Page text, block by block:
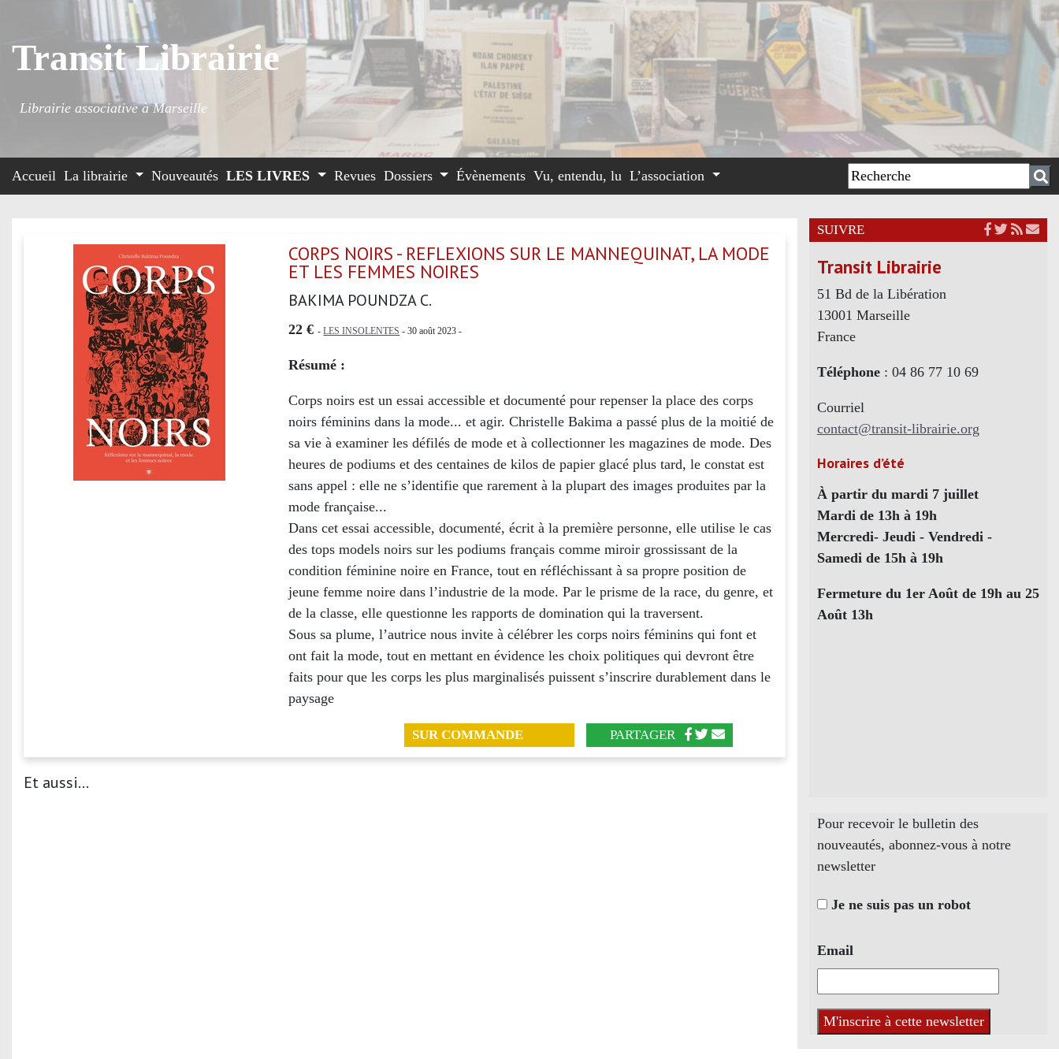
Transit Librairie
Librairie associative à Marseille
Accueil La librairie Nouveautés LES LIVRES Revues Dossiers Évènements Vu, entendu, lu L’association
CORPS NOIRS - REFLEXIONS SUR LE MANNEQUINAT, LA MODE
ET LES FEMMES NOIRES
BAKIMA POUNDZA C.
22 € -LES INSOLENTES - 30 août 2023 -
Résumé :
Corps noirs est un essai accessible et documenté pour repenser la place des corps
noirs féminins dans la mode... et agir. Christelle Bakima a passé plus de la moitié de
sa vie à examiner les défilés de mode et à collectionner les magazines de mode. Des
heures de podiums et des centaines de kilos de papier glacé plus tard, le constat est
sans appel : elle ne s’identifie que rarement à la plupart des images produites par la
mode française...
Dans cet essai accessible, documenté, écrit à la première personne, elle utilise le cas
des tops models noirs sur les podiums français comme miroir grossissant de la
condition féminine noire en France, tout en réfléchissant à sa propre position de
jeune femme noire dans l’industrie de la mode. Par le prisme de la race, du genre, et
de la classe, elle questionne les rapports de domination qui la traversent.
Sous sa plume, l’autrice nous invite à célébrer les corps noirs féminins qui font et
ont fait la mode, tout en mettant en évidence les choix politiques qui devront être
faits pour que les corps les plus marginalisés puissent s’inscrire durablement dans le
paysage
SUR COMMANDE PARTAGER
Et aussi...
SUIVRE
Transit Librairie
51 Bd de la Libération
13001 Marseille
France
Téléphone: 04 86 77 10 69
Courriel
contact@transit-librairie.org
Horaires d’été
À partir du mardi 7 juillet
Mardi de 13h à 19h
Mercredi- Jeudi - Vendredi -
Samedi de 15h à 19h
Fermeture du 1er Août de 19h au 25
Août 13h
Pour recevoir le bulletin des
nouveautés, abonnez-vous à notre
newsletter
Je ne suis pas un robot
Email